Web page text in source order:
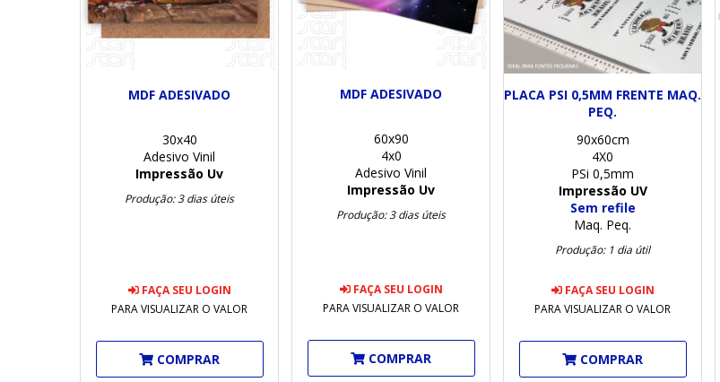
MDF ADESIVADO
30x40
Adesivo Vinil
Impressão Uv
Produção: 3 dias úteis
FAÇA SEU LOGIN
PARA VISUALIZAR O VALOR
COMPRAR
MDF ADESIVADO
60x90
4x0
Adesivo Vinil
Impressão Uv
Produção: 3 dias úteis
FAÇA SEU LOGIN
PARA VISUALIZAR O VALOR
COMPRAR
PLACA PSI 0,5MM FRENTE MAQ.
PEQ.
90x60cm
4X0
PSi 0,5mm
Impressão UV
Sem refile
Maq. Peq.
Produção: 1 dia útil
FAÇA SEU LOGIN
PARA VISUALIZAR O VALOR
COMPRAR